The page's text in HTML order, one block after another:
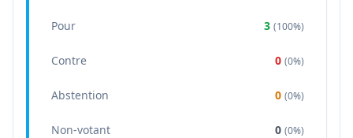
Pour 3 (100%)
Contre 0 (0%)
Abstention 0 (0%)
Non-votant 0 (0%)